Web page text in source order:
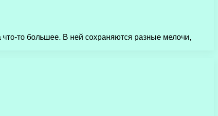
то большее. В ней сохраняются разные мелочи,